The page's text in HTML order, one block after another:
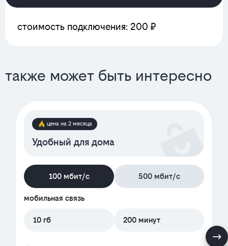
стоимость подключения: 200 ₽
также может быть интересно
цена на 2 месяца
Удобный для дома
100 мбит/с 500 мбит/с
мобильная связь
10 гб 200 минут